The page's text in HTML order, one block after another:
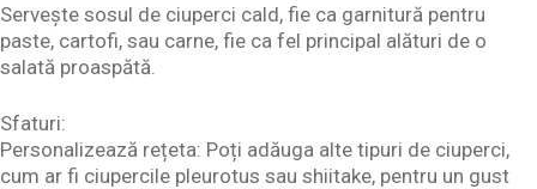
Servește sosul de ciuperci cald, fie ca garnitură pentru
paste, cartofi, sau carne, fie ca fel principal alături de o
salată proaspătă.
Sfaturi:
Personalizează rețeta: Poți adăuga alte tipuri de ciuperci,
cum ar fi ciupercile pleurotus sau shiitake, pentru un gust